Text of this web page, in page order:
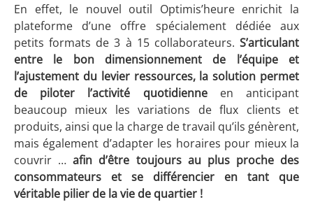
En effet, le nouvel outil Optimis’heure enrichit la
plateforme d’une offre spécialement dédiée aux
petits formats de 3 à 15 collaborateurs. S’articulant
entre le bon dimensionnement de l’équipe et
l’ajustement du levier ressources, la solution permet
de piloter l’activité quotidienneen anticipant
beaucoup mieux les variations de flux clients et
produits, ainsi que la charge de travail qu’ils génèrent,
mais également d’adapter les horaires pour mieux la
couvrir …afin d’être toujours au plus proche des
consommateurs et se différencier en tant que
véritable pilier de la vie de quartier !